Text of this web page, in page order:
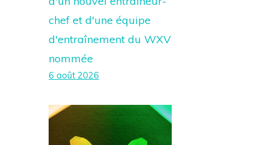
chef et d'une équipe
d'entraînement du WXV
nommée
6 août 2026